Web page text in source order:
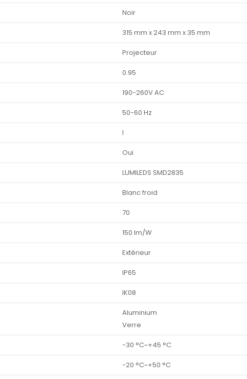
Noir
315 mm x 243 mm x 35 mm
Projecteur
0.95
190-260V AC
50-60 Hz
I
Oui
LUMILEDS SMD2835
Blanc froid
70
150 lm/W
Extérieur
IP65
IK08
Aluminium
Verre
-30 °C~+45 °C
-20 °C~+50 °C